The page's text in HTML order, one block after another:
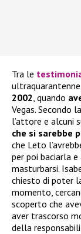
Tra le
2002 , quando
Vegas. Secondo
l’attore e alcuni
che si sarebbe
che Leto
per poi baciarla
masturbarsi.
chiesto di poter
momento,
scoperto che
aver trascorso
della